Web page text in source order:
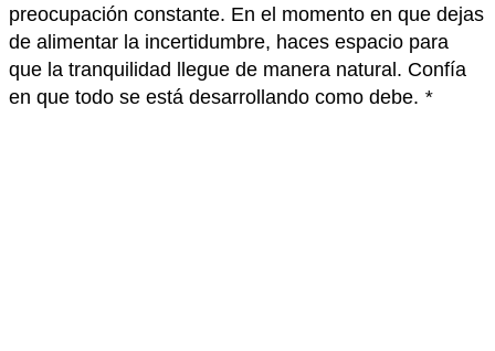
preocupación constante. En el momento en que dejas
de alimentar la incertidumbre, haces espacio para
que la tranquilidad llegue de manera natural. Confía
en que todo se está desarrollando como debe. *